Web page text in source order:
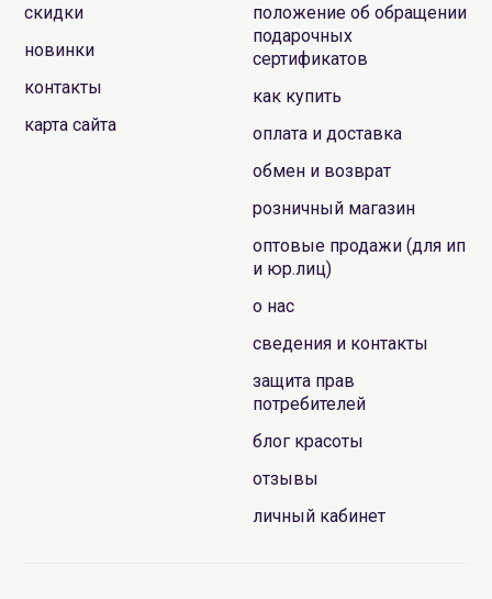
скидки
новинки
контакты
карта сайта
положение об обращении
подарочных
сертификатов
как купить
оплата и доставка
обмен и возврат
розничный магазин
оптовые продажи (для ип
и юр.лиц)
о нас
сведения и контакты
защита прав
потребителей
блог красоты
отзывы
личный кабинет